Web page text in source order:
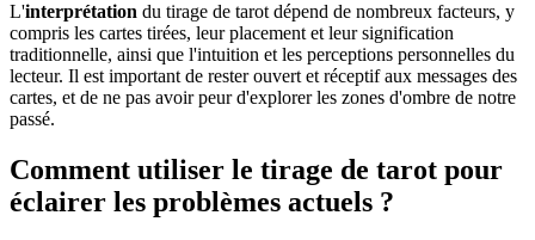
L'interprétation du tirage de tarot dépend de nombreux facteurs, y
compris les cartes tirées, leur placement et leur signification
traditionnelle, ainsi que l'intuition et les perceptions personnelles du
lecteur. Il est important de rester ouvert et réceptif aux messages des
cartes, et de ne pas avoir peur d'explorer les zones d'ombre de notre
passé.
Comment utiliser le tirage de tarot pour
éclairer les problèmes actuels ?